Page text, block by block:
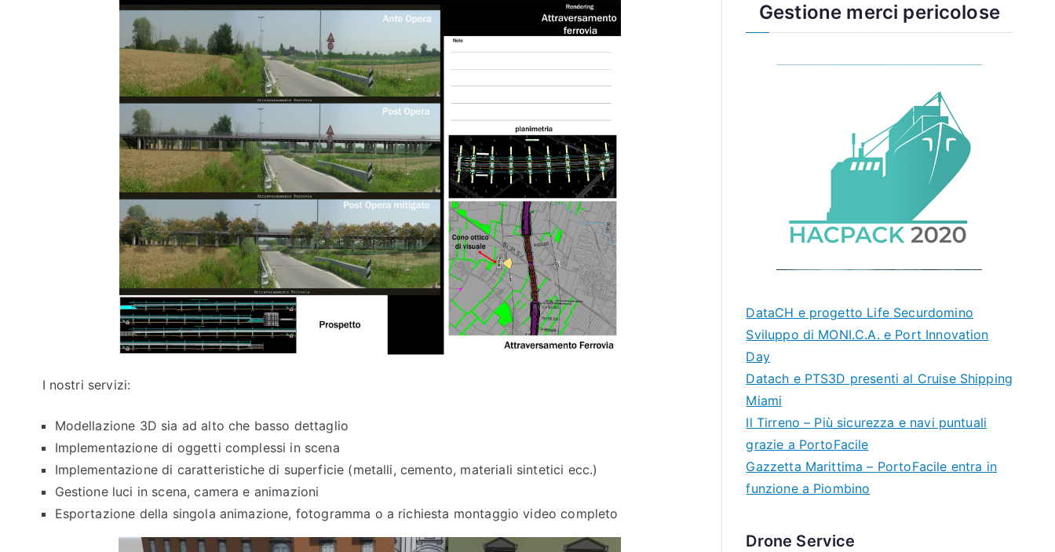
I nostri servizi:
Modellazione 3D sia ad alto che basso dettaglio
Implementazione di oggetti complessi in scena
Implementazione di caratteristiche di superficie (metalli, cemento, materiali sintetici ecc.)
Gestione luci in scena, camera e animazioni
Esportazione della singola animazione, fotogramma o a richiesta montaggio video completo
Gestione merci pericolose
DataCH e progetto Life Securdomino
Sviluppo di MONI.C.A. e Port Innovation
Day
Datach e PTS3D presenti al Cruise Shipping
Miami
Il Tirreno – Più sicurezza e navi puntuali
grazie a PortoFacile
Gazzetta Marittima – PortoFacile entra in
funzione a Piombino
Drone Service